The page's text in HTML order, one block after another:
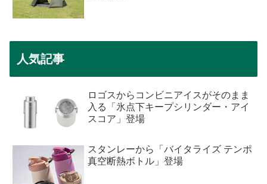
人気記事
ロゴスからコンビニアイスがそのまま
入る「氷点下キープシリンダー・アイ
スコア」登場
スタンレーから「バイタライズ テンポ
真空断熱ボトル」登場